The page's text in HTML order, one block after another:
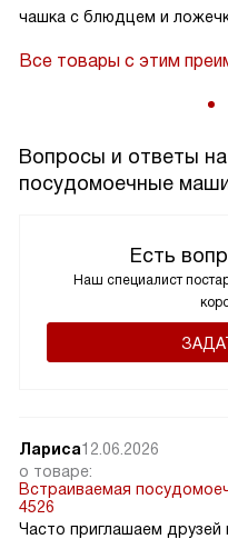
чашка с блюдцем и
Все товары с этим
Вопросы и ответы
посудомоечные
Есть
Наш специалист
Лариса12.06.2026
о товаре:
Встраиваемая
4526
Часто приглашаем друзей